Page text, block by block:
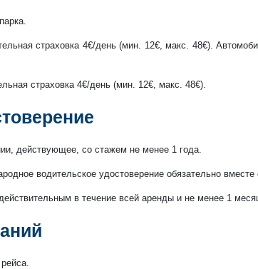
страховка 4€/день (мин. 12€, макс. 48€).
страховка 4€/день (мин. 12€, макс. 48€).
действующее, со стажем не менее 1 года.
водительское удостоверение обязательно
в течение всей аренды и не менее 1